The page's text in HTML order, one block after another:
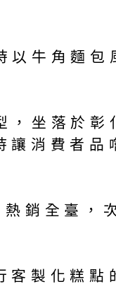
牛角麵包
坐落於彰
讓消費者
銷全臺，
製化糕點